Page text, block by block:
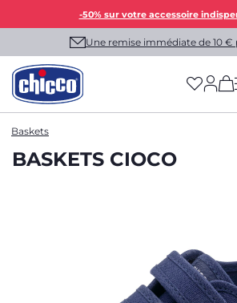
-50% sur votre accessoire
Une remise immédiate de 10 €
Baskets
BASKETS CIOCO